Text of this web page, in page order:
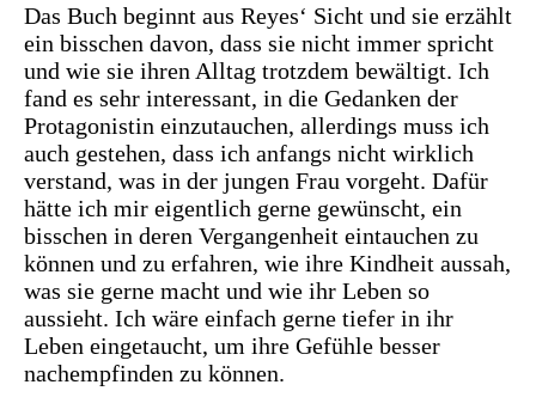
Das Buch beginnt aus Reyes‘ Sicht und sie erzählt
ein bisschen davon, dass sie nicht immer spricht
und wie sie ihren Alltag trotzdem bewältigt. Ich
fand es sehr interessant, in die Gedanken der
Protagonistin einzutauchen, allerdings muss ich
auch gestehen, dass ich anfangs nicht wirklich
verstand, was in der jungen Frau vorgeht. Dafür
hätte ich mir eigentlich gerne gewünscht, ein
bisschen in deren Vergangenheit eintauchen zu
können und zu erfahren, wie ihre Kindheit aussah,
was sie gerne macht und wie ihr Leben so
aussieht. Ich wäre einfach gerne tiefer in ihr
Leben eingetaucht, um ihre Gefühle besser
nachempfinden zu können.